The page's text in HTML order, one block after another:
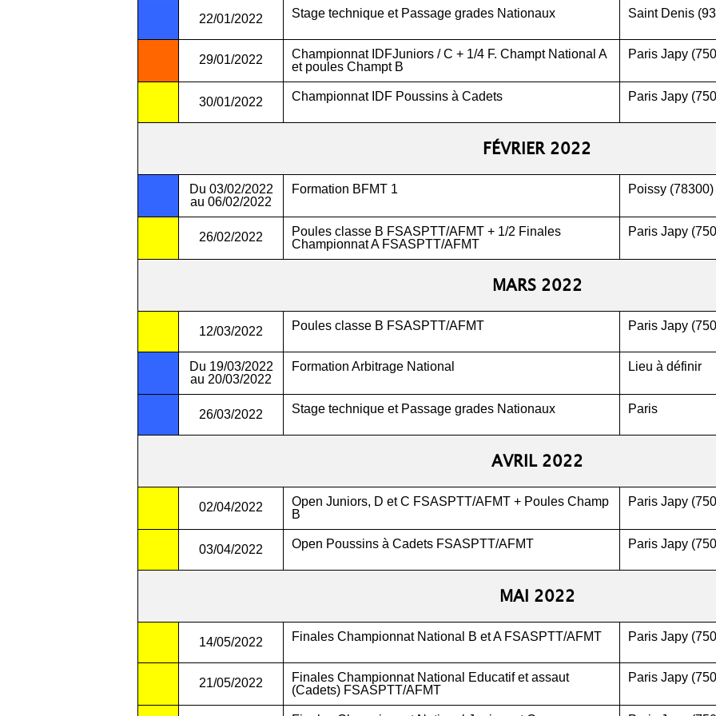
22/01/2022 Stage technique et Passage grades Nationaux Saint Denis
29/01/2022
Championnat IDFJuniors / C + 1/4 F. Champt National A
et poules Champt B
Paris Japy
30/01/2022 Championnat IDF Poussins à Cadets Paris Japy
FÉVRIER 2022
Du 03/02/2022
au 06/02/2022
Formation BFMT 1 Poissy (78300)
26/02/2022
Poules classe B FSASPTT/AFMT + 1/2 Finales
Championnat A FSASPTT/AFMT
Paris Japy
MARS 2022
12/03/2022 Poules classe B FSASPTT/AFMT Paris Japy
Du 19/03/2022
au 20/03/2022
Formation Arbitrage National Lieu à définir
26/03/2022 Stage technique et Passage grades Nationaux Paris
AVRIL 2022
02/04/2022
Open Juniors, D et C FSASPTT/AFMT + Poules Champ
B
Paris Japy
03/04/2022 Open Poussins à Cadets FSASPTT/AFMT Paris Japy
MAI 2022
14/05/2022 Finales Championnat National B et A FSASPTT/AFMT Paris Japy
21/05/2022
Finales Championnat National Educatif et assaut
(Cadets) FSASPTT/AFMT
Paris Japy